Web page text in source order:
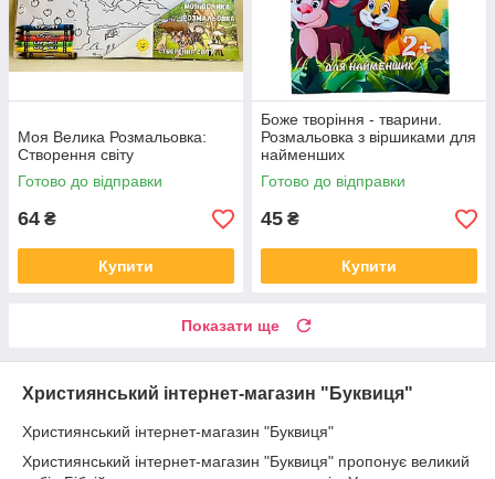
Моя Велика Розмальовка:
Створення світу
Готово до відправки
64 ₴
Купити
Боже творіння - тварини.
Розмальовка з віршиками для
найменших
Готово до відправки
45 ₴
Купити
Показати ще
Християнський інтернет-магазин "Буквиця"
Християнський інтернет-магазин "Буквиця"
Християнський інтернет-магазин "Буквиця" пропонує великий